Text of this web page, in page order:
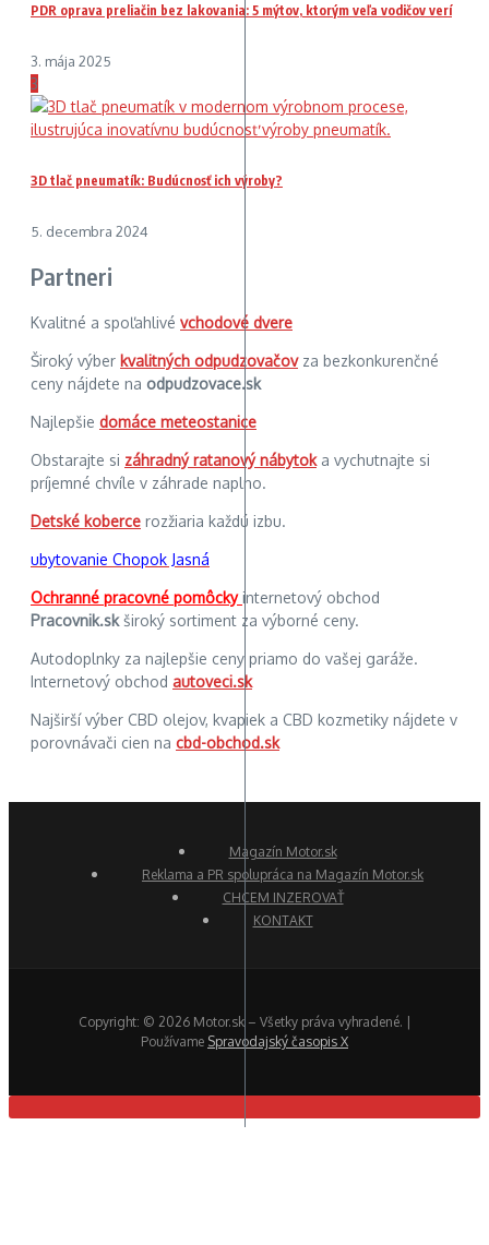
PDR oprava preliačin bez lakovania: 5 mýtov, ktorým veľa vodičov verí
3. mája 2025
3
3D tlač pneumatík: Budúcnosť ich výroby?
5. decembra 2024
Partneri
Kvalitné a spoľahlivé vchodové dvere
Široký výber kvalitných odpudzovačovza bezkonkurenčné
ceny nájdete na odpudzovace.sk
Najlepšie domáce meteostanice
Obstarajte si záhradný ratanový nábytoka vychutnajte si
príjemné chvíle v záhrade naplno.
Detské koberce rozžiaria každú izbu.
ubytovanie Chopok Jasná
Ochranné pracovné pomôckyinternetový obchod
Pracovnik.skširoký sortiment za výborné ceny.
Autodoplnky za najlepšie ceny priamo do vašej garáže.
Internetový obchod autoveci.sk
Najširší výber CBD olejov, kvapiek a CBD kozmetiky nájdete v
porovnávači cien na cbd-obchod.sk
Magazín Motor.sk
Reklama a PR spolupráca na Magazín Motor.sk
CHCEM INZEROVAŤ
KONTAKT
Copyright: © 2026 Motor.sk – Všetky práva vyhradené. |
Používame Spravodajský časopis X